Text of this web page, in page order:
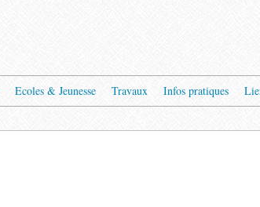
Ecoles & Jeunesse Travaux Infos pratiques